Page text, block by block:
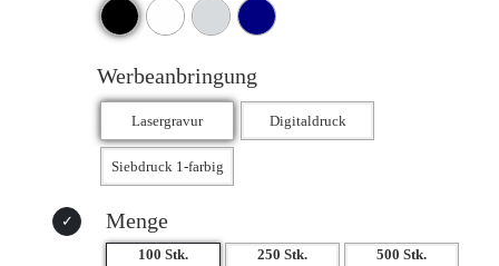
Werbeanbringung
Menge
100 Stk.
250 Stk.
500 Stk.